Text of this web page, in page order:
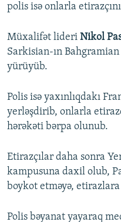
polis isə onlarla
Müxalifət lideri Nikol
Sarkisian-ın
yürüyüb.
Polis isə yaxınlıqdakı
yerləşdirib, onlarla
hərəkəti bərpa olunub.
Etirazçılar daha sonra
kampusuna daxil olub,
boykot etməyə, etirazlara
Polis bəyanat yayaraq